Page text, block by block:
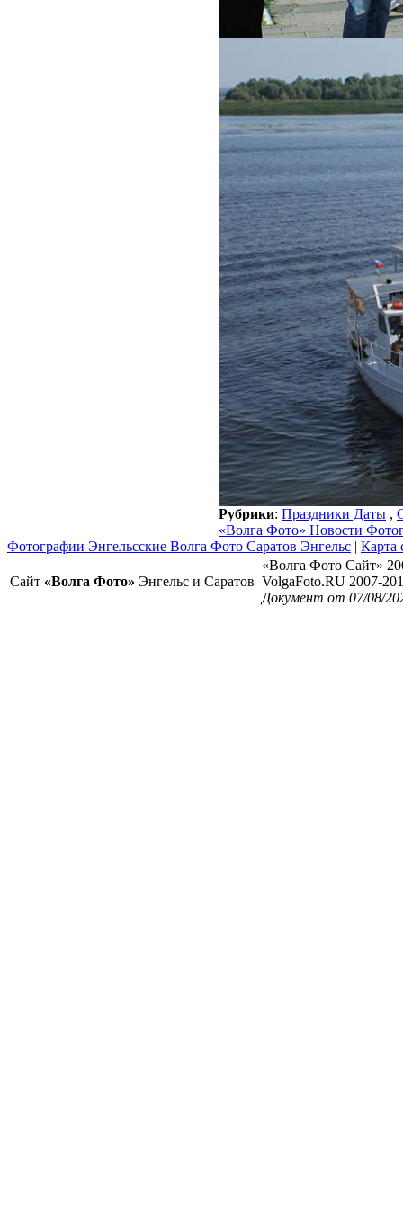
Рубрики: Праздники Даты ,
«Волга Фото» Новости
Фотографии Энгельсские Волга Фото Саратов Энгельс | Карта
Сайт «Волга Фото» Энгельс и Саратов
«Волга Фото Сайт»
VolgaFoto.RU 2007-
Документ от 07/08/